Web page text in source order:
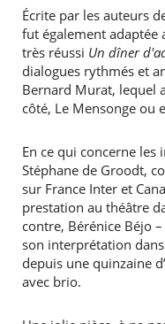
Écrite par les auteurs
fut également adaptée
très réussi Un dîner
dialogues rythmés et
Bernard Murat, lequel
côté, Le Mensonge ou
En ce qui concerne
Stéphane de Groodt,
sur France Inter et
prestation au théâtre
contre, Bérénice Béjo
son interprétation dans
depuis une quinzaine
avec brio.